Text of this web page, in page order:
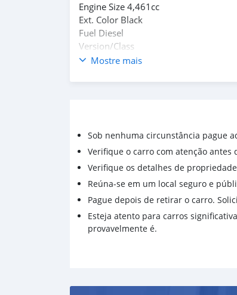
Engine Size 4,461cc
Ext. Color Black
Fuel Diesel
Version/Class
Seats 5 (9)
Doors 4
Mostre mais
Sob nenhuma circunstância pague
Verifique o carro com atenção antes
Verifique os detalhes de
Reúna-se em um local seguro e
Pague depois de retirar o carro.
Esteja atento para carros
provavelmente é.